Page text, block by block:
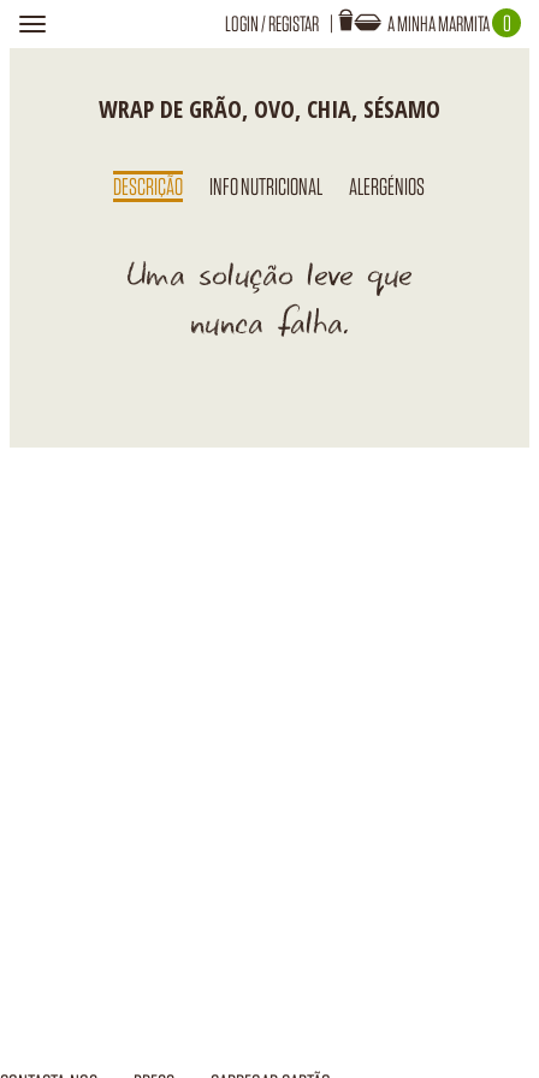
Toggle
navigation
A MINHA MARMITA 0
A TUA MARMITA ESTÁ VAZIA!
LOGIN/REGISTAR
WRAP DE GRÃO, OVO, CHIA, SÉSAMO
DESCRIÇÃO INFO NUTRICIONAL ALERGÉNIOS
Uma solução leve que
nunca falha.